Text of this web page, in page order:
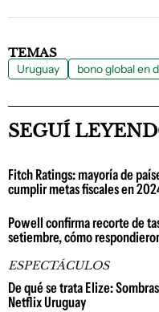
TEMAS
Uruguay bono global en
SEGUÍ
Fitch Ratings: mayoría de
cumplir metas fiscales en
Powell confirma recorte de
setiembre, cómo
ESPECTÁCULOS
De qué se trata Elize:
Netflix Uruguay